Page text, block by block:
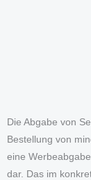
Die Abgabe von
Bestellung von
eine
dar. Das im